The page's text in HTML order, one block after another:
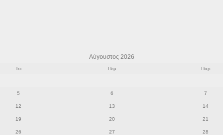
Αύγουστος 2026
Τετ Πεμ Παρ
5 6 7
12 13 14
19 20 21
26 27 28